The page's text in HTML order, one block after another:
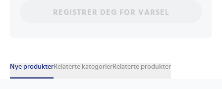
REGISTRER DEG FOR VARSEL
Nye produkterRelaterte kategorierRelaterte produkter